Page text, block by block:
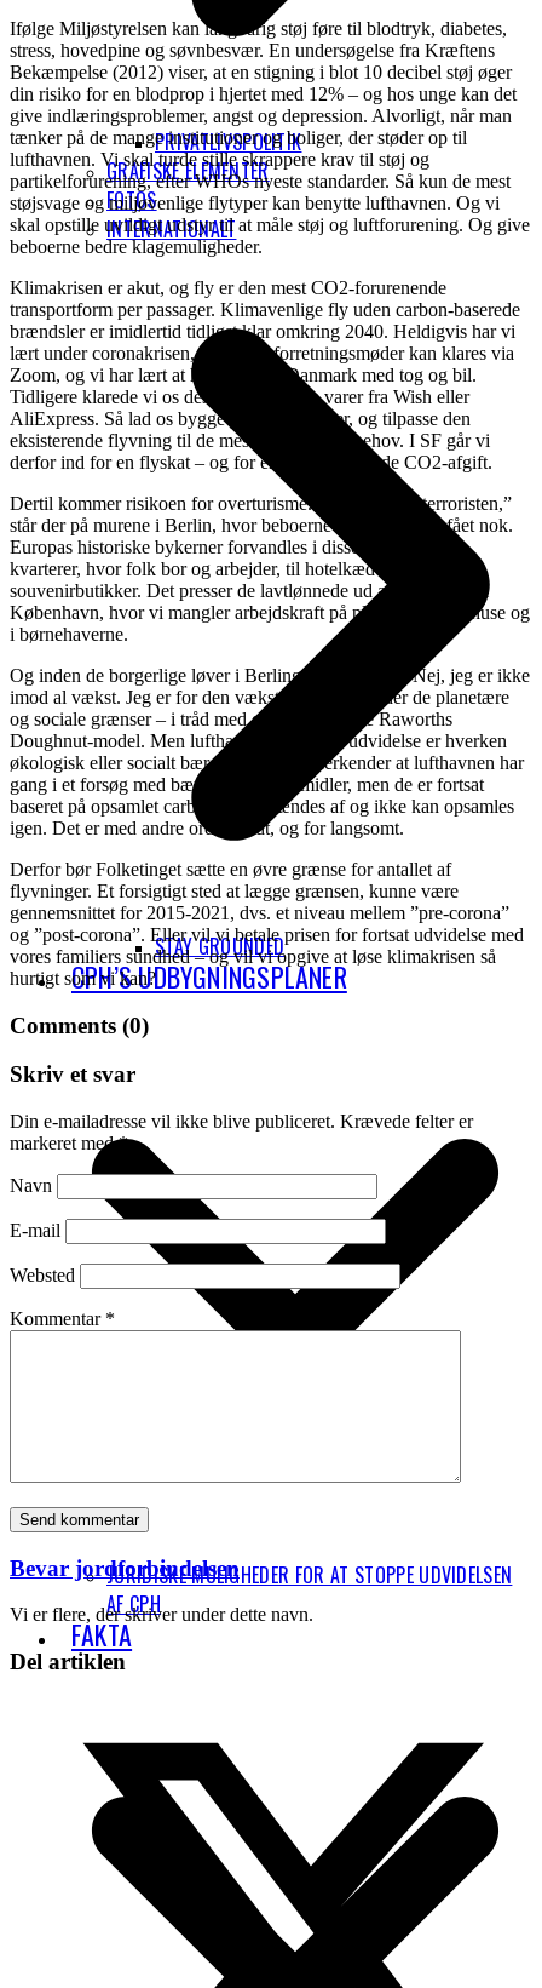
PRIVATLIVSPOLITIK
GRAFISKE ELEMENTER
FOTOS
INTERNATIONALT
STAY GROUNDED
CPH’S UDBYGNINGSPLANER
JURIDISKE MULIGHEDER FOR AT STOPPE UDVIDELSEN
AF CPH
FAKTA
Ifølge Miljøstyrelsen kan langvarig støj føre til blodtryk, diabetes,
stress, hovedpine og søvnbesvær. En undersøgelse fra Kræftens
Bekæmpelse (2012) viser, at en stigning i blot 10 decibel støj øger
din risiko for en blodprop i hjertet med 12% – og hos unge kan det
give indlæringsproblemer, angst og depression. Alvorligt, når man
tænker på de mange institutioner og boliger, der støder op til
lufthavnen. Vi skal turde stille skrappere krav til støj og
partikelforurening, efter WHOs nyeste standarder. Så kun de mest
støjsvage og miljøvenlige flytyper kan benytte lufthavnen. Og vi
skal opstille uvildigt udstyr til at måle støj og luftforurening. Og give
beboerne bedre klagemuligheder.
Klimakrisen er akut, og fly er den mest CO2-forurenende
transportform per passager. Klimavenlige fly uden carbon-baserede
brændsler er imidlertid tidligst klar omkring 2040. Heldigvis har vi
lært under coronakrisen, at mange forretningsmøder kan klares via
Zoom, og vi har lært at holde ferie i Danmark med tog og bil.
Tidligere klarede vi os desuden fint uden varer fra Wish eller
AliExpress. Så lad os bygge på de erfaringer, og tilpasse den
eksisterende flyvning til de mest nødvendige behov. I SF går vi
derfor ind for en flyskat – og for en høj og stigende CO2-afgift.
Dertil kommer risikoen for overturisme. ”Turist, du er terroristen,”
står der på murene i Berlin, hvor beboerne for længst har fået nok.
Europas historiske bykerner forvandles i disse år fra levende
kvarterer, hvor folk bor og arbejder, til hotelkæder, airbnbs og
souvenirbutikker. Det presser de lavtlønnede ud af byen, også i
København, hvor vi mangler arbejdskraft på plejehjem, sygehuse og
i børnehaverne.
Og inden de borgerlige løver i Berlingske brøler løs: Nej, jeg er ikke
imod al vækst. Jeg er for den vækst, som overholder de planetære
og sociale grænser – i tråd med økonomen Kate Raworths
Doughnut-model. Men lufthavnens fortsatte udvidelse er hverken
økologisk eller socialt bæredygtig. Jeg anerkender at lufthavnen har
gang i et forsøg med bæredygtige drivmidler, men de er fortsat
baseret på opsamlet carbon, som brændes af og ikke kan opsamles
igen. Det er med andre ord for lidt, og for langsomt.
Derfor bør Folketinget sætte en øvre grænse for antallet af
flyvninger. Et forsigtigt sted at lægge grænsen, kunne være
gennemsnittet for 2015-2021, dvs. et niveau mellem ”pre-corona”
og ”post-corona”. Eller vil vi betale prisen for fortsat udvidelse med
vores familiers sundhed – og vil vi opgive at løse klimakrisen så
hurtigt som vi kan?
Comments (0)
Skriv et svar
Din e-mailadresse vil ikke blive publiceret. Krævede felter er
markeret med*
Navn
E-mail
Websted
Kommentar *
Bevar jordforbindelsen
Vi er flere, der skriver under dette navn.
Del artiklen